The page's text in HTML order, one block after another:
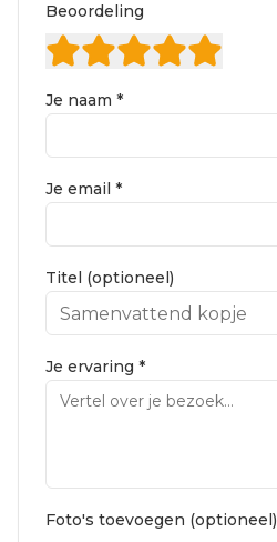
Beoordeling
Je naam *
Je email *
Titel (optioneel)
Je ervaring *
Foto's toevoegen (optioneel)